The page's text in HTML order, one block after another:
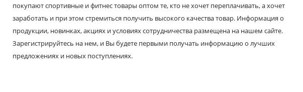
покупают спортивные и фитнес товары оптом те, кто не хочет переплачивать, а хочет
заработать и при этом стремиться получить высокого качества товар. Информация о
продукции, новинках, акциях и условиях сотрудничества размещена на нашем сайте.
Зарегистрируйтесь на нем, и Вы будете первыми получать информацию о лучших
предложениях и новых поступлениях.